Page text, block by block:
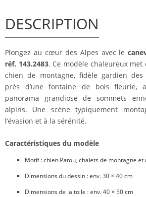
DESCRIPTION
Plongez au cœur des Alpes avec le
réf. 143.2483. Ce modèle chaleureux
chien de montagne, fidèle gardien des
près d’une fontaine de bois fleurie,
panorama grandiose de sommets
alpins. Une scène typiquement
l’évasion et à la sérénité.
Caractéristiques du modèle
Motif : chien Patou, chalets de montagne et
Dimensions du dessin : env. 30 × 40 cm
Dimensions de la toile : env. 40 × 50 cm